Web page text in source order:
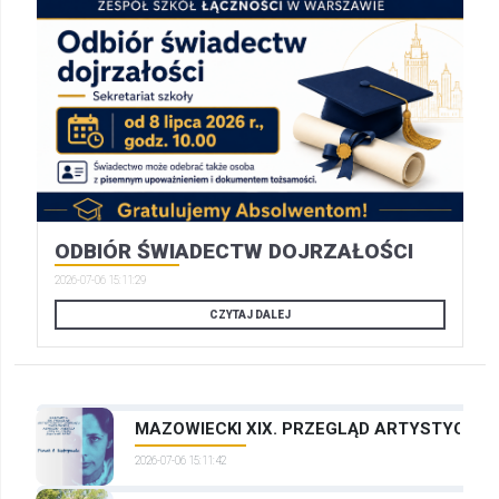
ODBIÓR ŚWIADECTW DOJRZAŁOŚCI
2026-07-06 15:11:29
CZYTAJ DALEJ
MAZOWIECKI XIX. PRZEGLĄD
2026-07-06 15:11:42